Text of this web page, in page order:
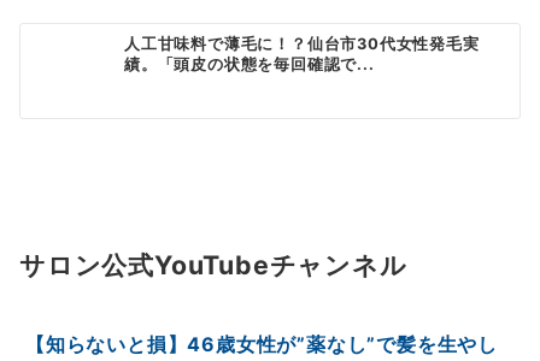
人工甘味料で薄毛に！？仙台市30代女性発毛実
績。「頭皮の状態を毎回確認で...
サロン公式YouTubeチャンネル
【知らないと損】46歳女性が”薬なし”で髪を生やし